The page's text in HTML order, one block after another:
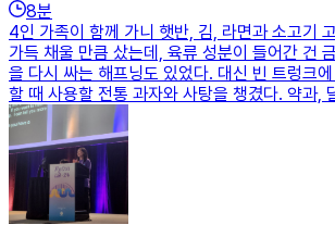
8분
4인 가족이 함께 가니 햇반, 김, 라면과 소고기
가득 채울 만큼 샀는데, 육류 성분이 들어간 건
을 다시 싸는 해프닝도 있었다. 대신 빈 트렁크
할 때 사용할 전통 과자와 사탕을 챙겼다. 약과,